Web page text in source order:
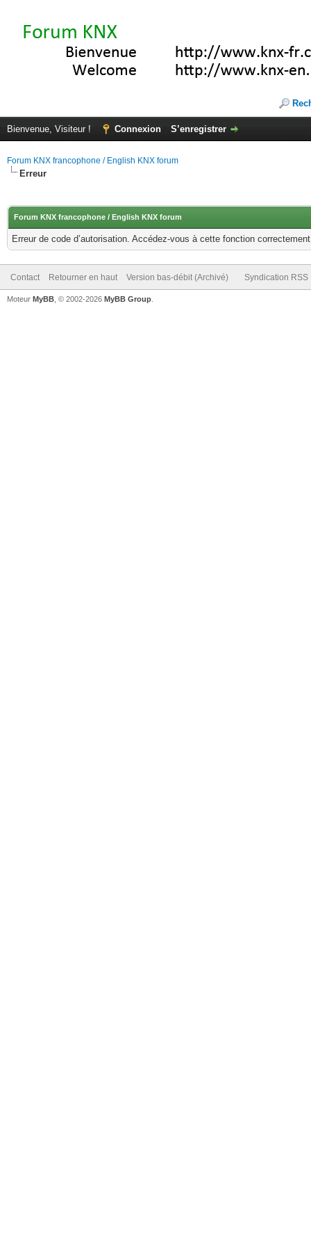
Bienvenue, Visiteur ! Connexion S’enregistrer
Forum KNX francophone / English KNX forum
Erreur
Forum KNX francophone / English KNX forum
Erreur de code d’autorisation. Accédez-vous à cette fonction
Contact Retourner en haut Version bas-débit (Archivé) Syndication RSS
Moteur MyBB , © 2002-2026 MyBB Group